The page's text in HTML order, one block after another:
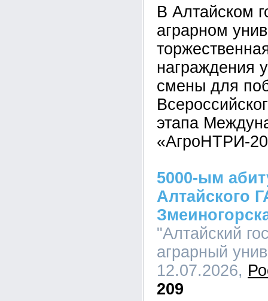
В Алтайском
аграрном
награждения
смены для
этапа
«АгроНТРИ-
5000-ым
Алтайского
"Алтайский
аграрный
12.07.2026,
209